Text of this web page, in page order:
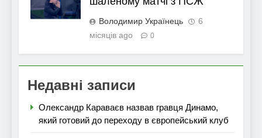
Володимир Українець
6
місяців ago
0
Недавні записи
Олександр Караваєв назвав гравця Динамо,
який готовий до переходу в європейський клуб